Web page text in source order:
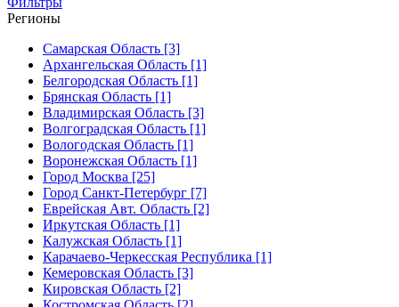
Регионы
Самарская Область [3]
Архангельская Область [1]
Белгородская Область [1]
Брянская Область [1]
Владимирская Область [3]
Волгоградская Область [1]
Вологодская Область [1]
Воронежская Область [1]
Город Москва [25]
Город Санкт-Петербург [7]
Еврейская Авт. Область [2]
Иркутская Область [1]
Калужская Область [1]
Карачаево-Черкесская Республика [1]
Кемеровская Область [3]
Кировская Область [2]